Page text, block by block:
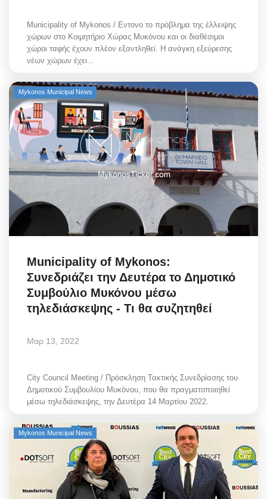
Municipality of Mykonos / Εντονο το πρόβλημα της έλλειψης
χώρων στο Κοιμητήριο Χώρας Μυκόνου και οι διαθέσιμοι
χώροι ταφής έχουν πλέον εξαντληθεί. Η ανάγκη εξεύρεσης
νέων χώρων έχει...
Mykonos Municipal News
Municipality of Mykonos:
Συνεδριάζει την Δευτέρα το Δημοτικό
Συμβούλιο Μυκόνου μέσω
τηλεδιάσκεψης - Τι θα συζητηθεί
Μαρ 13, 2022
City Council Meeting / Πρόσκληση Τακτικής Συνεδρίασης του
Δημοτικού Συμβουλίου Μυκόνου, που θα πραγματοποιηθεί
μέσω τηλεδιάσκεψης, την Δευτέρα 14 Μαρτίου 2022.
Mykonos Municipal News